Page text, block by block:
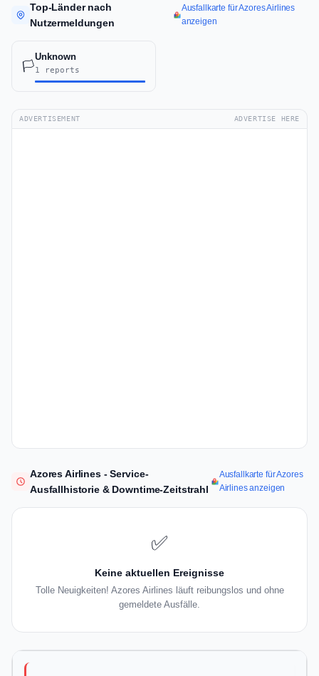
Top-Länder nach
Nutzermeldungen
Ausfallkarte für Azores Airlines
anzeigen
🏳️
Unknown
1 reports
ADVERTISEMENT ADVERTISE HERE
Azores Airlines - Service-
Ausfallhistorie & Downtime-Zeitstrahl
Ausfallkarte für Azores
Airlines anzeigen
✅
Keine aktuellen Ereignisse
Tolle Neuigkeiten! Azores Airlines läuft reibungslos und ohne
gemeldete Ausfälle.